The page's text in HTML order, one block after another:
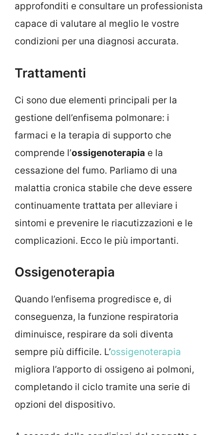
approfonditi e consultare un professionista
capace di valutare al meglio le vostre
condizioni per una diagnosi accurata.
Trattamenti
Ci sono due elementi principali per la
gestione dell’enfisema polmonare: i
farmaci e la terapia di supporto che
comprende l’ossigenoterapia e la
cessazione del fumo. Parliamo di una
malattia cronica stabile che deve essere
continuamente trattata per alleviare i
sintomi e prevenire le riacutizzazioni e le
complicazioni. Ecco le più importanti.
Ossigenoterapia
Quando l’enfisema progredisce e, di
conseguenza, la funzione respiratoria
diminuisce, respirare da soli diventa
sempre più difficile. L’ossigenoterapia
migliora l’apporto di ossigeno ai polmoni,
completando il ciclo tramite una serie di
opzioni del dispositivo.